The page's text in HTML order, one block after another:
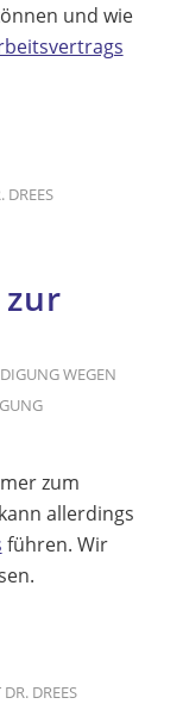
und wie
DREES
WEGEN
zum
allerdings
führen. Wir
DREES